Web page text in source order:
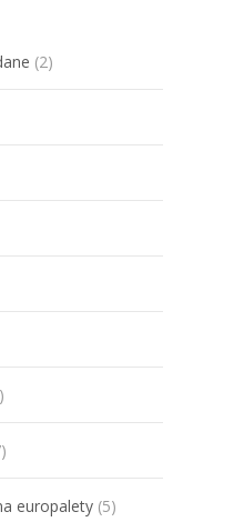
(2)
europalety (5)